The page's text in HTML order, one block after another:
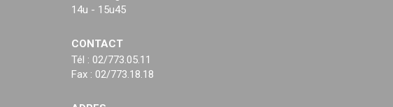
14u - 15u45
CONTACT
Tél : 02/773.05.11
Fax : 02/773.18.18